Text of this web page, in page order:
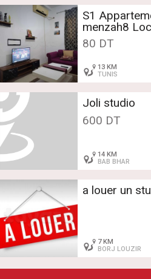
S1
menzah8
28438873
80 DT
13 KM
TUNIS
Joli studio
600 DT
14 KM
BAB BHAR
a louer un
7 KM
BORJ LOUZIR